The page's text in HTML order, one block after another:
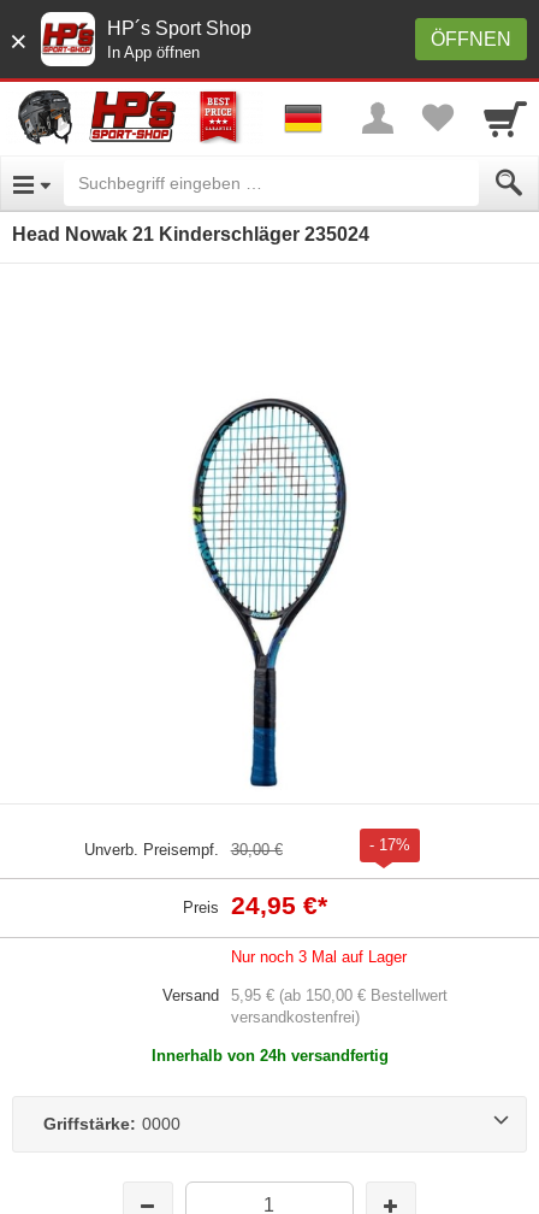
× ÖFFNEN
HP´s Sport Shop
In App öffnen
Head Nowak 21 Kinderschläger 235024
Unverb. Preisempf. 30,00 € - 17%
Preis 24,95 €*
Nur noch 3 Mal auf Lager
Versand
5,95 € (ab 150,00 € Bestellwert
versandkostenfrei)
Innerhalb von 24h versandfertig
Griffstärke: 0000